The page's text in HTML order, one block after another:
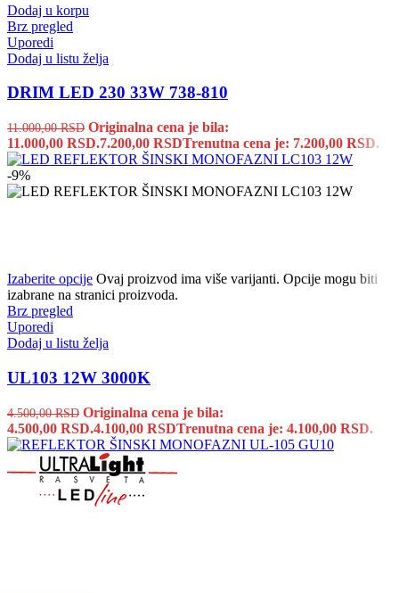
Dodaj u korpu
Brz pregled
Uporedi
Dodaj u listu želja
DRIM LED 230 33W 738-810
11.000,00RSD Originalna cena je bila:
11.000,00 RSD.7.200,00 RSDTrenutna cena je: 7.200,00 RSD.
-9%
Izaberite opcije Ovaj proizvod ima više varijanti. Opcije mogu biti
izabrane na stranici proizvoda.
Brz pregled
Uporedi
Dodaj u listu želja
UL103 12W 3000K
4.500,00RSD Originalna cena je bila:
4.500,00 RSD.4.100,00 RSDTrenutna cena je: 4.100,00 RSD.